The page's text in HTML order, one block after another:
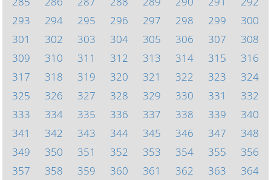
293
294 295 296 297 298 299
300
301
302 303 304 305 306 307
308
309
310 311 312 313 314 315
316
317
318 319 320 321 322 323
324
325
326 327 328 329 330 331
332
333
334 335 336 337 338 339
340
341
342 343 344 345 346 347
348
349
350 351 352 353 354 355
356
357
358 359 360 361 362 363 364